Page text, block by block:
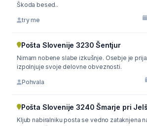
Škoda besed..
try me
Pošta Slovenije 3230 Šentjur
Nimam nobene slabe izkušnje. Osebje je
izpolnjuje svoje delovne obveznosti.
Pohvala
Pošta Slovenije 3240 Šmarje pri
Kljub nabiralniku posta se vedno zataknjena